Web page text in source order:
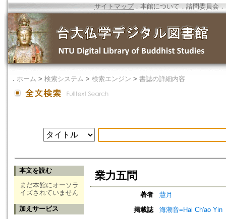
サイトマップ．本館について ． 諮問委員会 ．
． ホーム > 検索システム > 検索エンジン > 書誌の詳細内容
本文を読む
まだ本館にオーソラ
イズされていません
加えサービス
業力五問
著者
慧月
掲載誌
海潮音=Hai Ch'ao Yin